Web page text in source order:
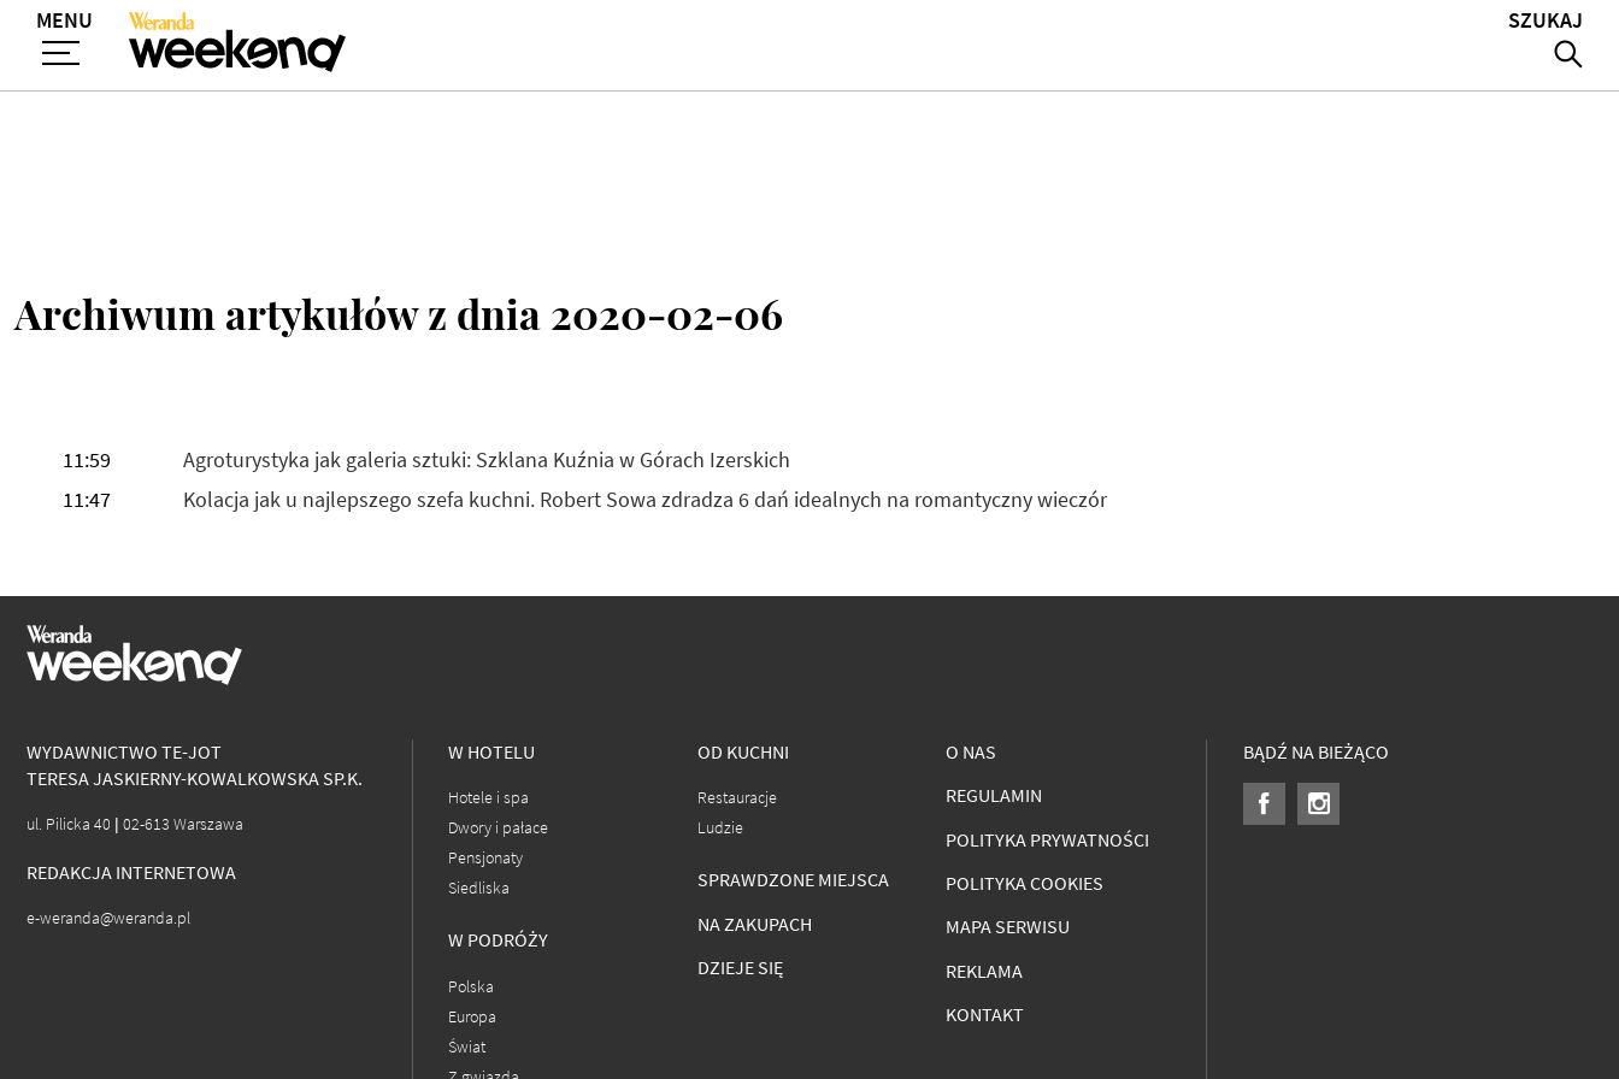
MENU SZUKAJ
Archiwum artykułów z dnia 2020-02-06
11:59
Agroturystyka jak galeria sztuki: Szklana Kuźnia w Górach Izerskich
11:47
Kolacja jak u najlepszego szefa kuchni. Robert Sowa zdradza 6 dań idealnych na romantyczny wieczór
WYDAWNICTWO TE-JOT
TERESA JASKIERNY-KOWALKOWSKA SP.K.
ul. Pilicka 40 | 02-613 Warszawa
REDAKCJA INTERNETOWA
e-weranda@weranda.pl
W HOTELU
Hotele i spa
Dwory i pałace
Pensjonaty
Siedliska
W PODRÓŻY
Polska
Europa
Świat
OD KUCHNI
Restauracje
Ludzie
SPRAWDZONE MIEJSCA
NA ZAKUPACH
DZIEJE SIĘ
O NAS
REGULAMIN
POLITYKA PRYWATNOŚCI
POLITYKA COOKIES
MAPA SERWISU
REKLAMA
KONTAKT
BĄDŹ NA BIEŻĄCO